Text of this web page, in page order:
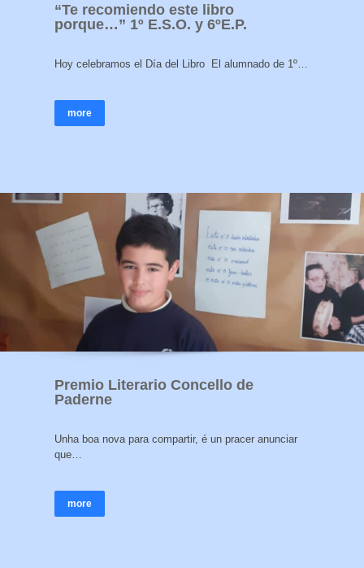
“Te recomiendo este libro
porque…” 1º E.S.O. y 6ºE.P.
Hoy celebramos el Día del Libro El alumnado de 1º…
more
Premio Literario Concello de
Paderne
Unha boa nova para compartir, é un pracer anunciar
que…
more